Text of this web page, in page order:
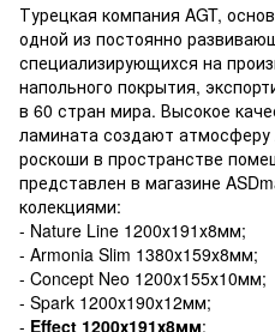
Турецкая компания AGT,
одной из постоянно
специализирующихся на
напольного покрытия,
в 60 стран мира. Высокое
ламината создают атмосферу
роскоши в пространстве
представлен в магазине
колекциями:
- Nature Line 1200х191х8мм;
- Armonia Slim 1380х159х8мм;
- Concept Neo 1200х155х10мм;
- Spark 1200х190х12мм;
- Effect 1200х191х8мм;